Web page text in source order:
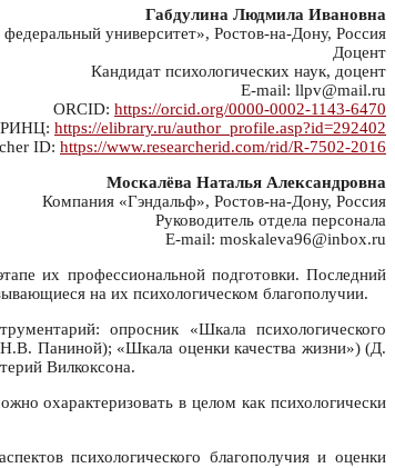
Габдулина Людмила Ивановна
университет», Ростов-на-Дону, Россия
Доцент
Кандидат психологических наук, доцент
E-mail: llpv@mail.ru
ORCID: https://orcid.org/0000-0002-1143-6470
РИНЦ: https://elibrary.ru/author_profile.asp?id=292402
ID: https://www.researcherid.com/rid/R-7502-2016
Москалёва Наталья Александровна
Компания «Гэндальф», Ростов-на-Дону, Россия
Руководитель отдела персонала
E-mail: moskaleva96@inbox.ru
их профессиональной подготовки. Последний
на их психологическом благополучии.
опросник «Шкала психологического
Паниной); «Шкала оценки качества жизни») (Д.
Вилкоксона.
охарактеризовать в целом как психологически
психологического благополучия и оценки